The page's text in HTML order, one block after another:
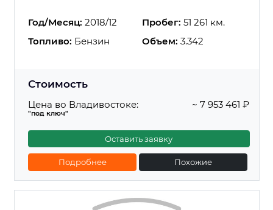
Год/Месяц: 2018/12 Пробег: 51 261 км.
Топливо: Бензин Объем: 3.342
Стоимость
Цена во Владивостоке:
"под ключ"
~ 7 953 461 ₽
Оставить заявку
Подробнее Похожие